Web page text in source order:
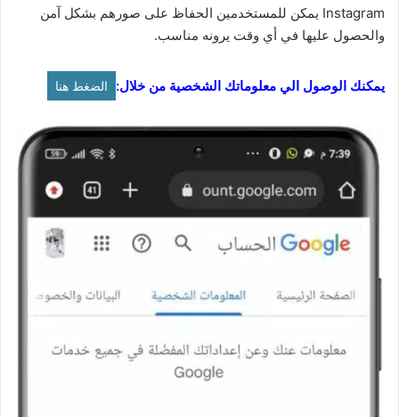
Instagram يمكن للمستخدمين الحفاظ على صورهم بشكل آمن
والحصول عليها في أي وقت يرونه مناسب.
يمكنك الوصول الي معلوماتك الشخصية من خلال: الضغط هنا